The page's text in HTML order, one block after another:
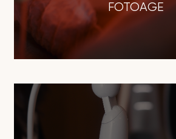
FOTOAGE